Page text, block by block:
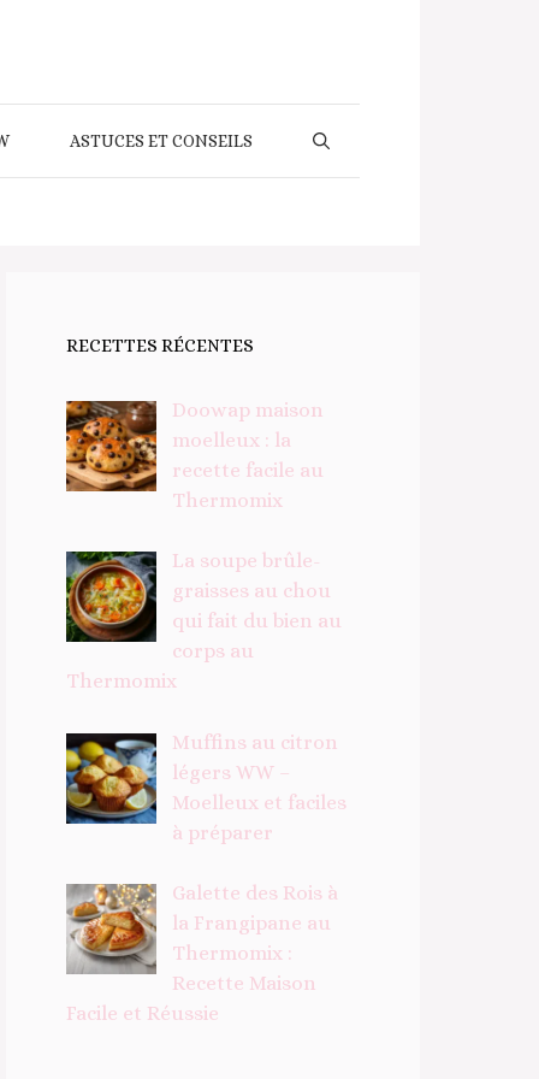
ASTUCES ET CONSEILS
RECETTES RÉCENTES
Doowap maison
moelleux : la
recette facile au
Thermomix
La soupe brûle-
graisses au chou
qui fait du bien au
corps au
Thermomix
Muffins au citron
légers WW –
Moelleux et faciles
à préparer
Galette des Rois à
la Frangipane au
Thermomix :
Recette Maison
Facile et Réussie